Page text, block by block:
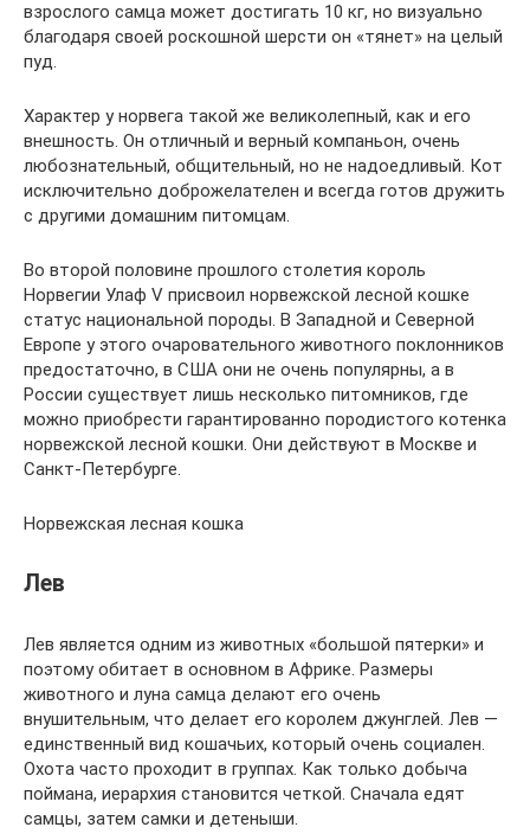
взрослого самца может достигать 10 кг, но визуально
благодаря своей роскошной шерсти он «тянет» на целый
пуд.
Характер у норвега такой же великолепный, как и его
внешность. Он отличный и верный компаньон, очень
любознательный, общительный, но не надоедливый. Кот
исключительно доброжелателен и всегда готов дружить
с другими домашним питомцам.
Во второй половине прошлого столетия король
Норвегии Улаф V присвоил норвежской лесной кошке
статус национальной породы. В Западной и Северной
Европе у этого очаровательного животного поклонников
предостаточно, в США они не очень популярны, а в
России существует лишь несколько питомников, где
можно приобрести гарантированно породистого котенка
норвежской лесной кошки. Они действуют в Москве и
Санкт-Петербурге.
Норвежская лесная кошка
Лев
Лев является одним из животных «большой пятерки» и
поэтому обитает в основном в Африке. Размеры
животного и луна самца делают его очень
внушительным, что делает его королем джунглей. Лев —
единственный вид кошачьих, который очень социален.
Охота часто проходит в группах. Как только добыча
поймана, иерархия становится четкой. Сначала едят
самцы, затем самки и детеныши.